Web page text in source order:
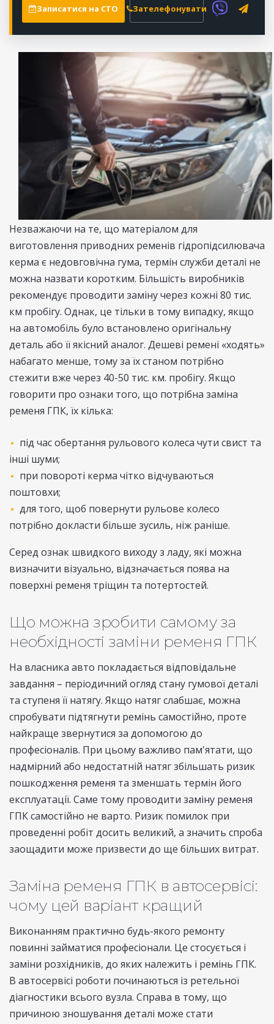
Записатися на СТО Зателефонувати
Незважаючи на те, що матеріалом для
виготовлення приводних ременів гідропідсилювача
керма є недовговічна гума, термін служби деталі не
можна назвати коротким. Більшість виробників
рекомендує проводити заміну через кожні 80 тис.
км пробігу. Однак, це тільки в тому випадку, якщо
на автомобіль було встановлено оригінальну
деталь або її якісний аналог. Дешеві ремені «ходять»
набагато менше, тому за їх станом потрібно
стежити вже через 40-50 тис. км. пробігу. Якщо
говорити про ознаки того, що потрібна заміна
ременя ГПК, їх кілька:
під час обертання рульового колеса чути свист та
інші шуми;
при повороті керма чітко відчуваються
поштовхи;
для того, щоб повернути рульове колесо
потрібно докласти більше зусиль, ніж раніше.
Серед ознак швидкого виходу з ладу, які можна
визначити візуально, відзначається поява на
поверхні ременя тріщин та потертостей.
Що можна зробити самому за
необхідності заміни ременя ГПК
На власника авто покладається відповідальне
завдання – періодичний огляд стану гумової деталі
та ступеня її натягу. Якщо натяг слабшає, можна
спробувати підтягнути ремінь самостійно, проте
найкраще звернутися за допомогою до
професіоналів. При цьому важливо пам'ятати, що
надмірний або недостатній натяг збільшать ризик
пошкодження ременя та зменшать термін його
експлуатації. Саме тому проводити заміну ременя
ГПК самостійно не варто. Ризик помилок при
проведенні робіт досить великий, а значить спроба
заощадити може призвести до ще більших витрат.
Заміна ременя ГПК в автосервісі:
чому цей варіант кращий
Виконанням практично будь-якого ремонту
повинні займатися професіонали. Це стосується і
заміни розхідників, до яких належить і ремінь ГПК.
В автосервісі роботи починаються із ретельної
діагностики всього вузла. Справа в тому, що
причиною зношування деталі може стати